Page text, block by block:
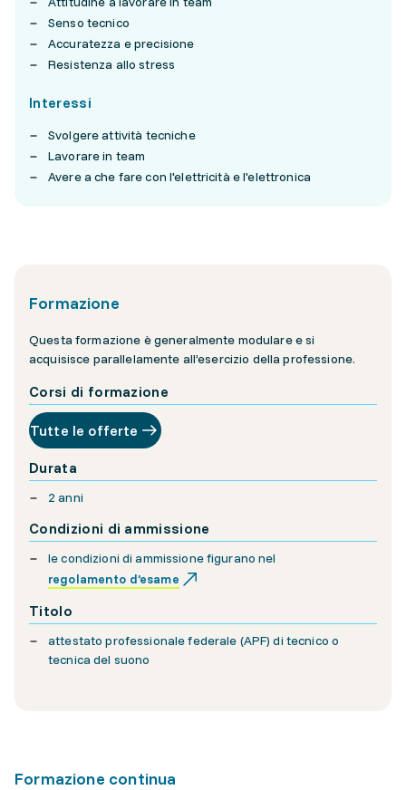
Senso tecnico
Accuratezza e precisione
Resistenza allo stress
Interessi
Svolgere attività tecniche
Lavorare in team
Avere a che fare con l'elettricità e l'elettronica
Formazione
Questa formazione è generalmente modulare e si
acquisisce parallelamente all’esercizio della professione.
Corsi di formazione
Tutte le offerte
Durata
2 anni
Condizioni di ammissione
le condizioni di ammissione figurano nel
regolamento d’esame
Titolo
attestato professionale federale (APF) di tecnico o
tecnica del suono
Formazione continua